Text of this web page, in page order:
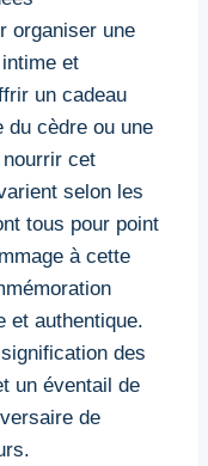
organiser une
et
un cadeau
du cèdre ou une
cet
selon les
tous pour point
à cette
et authentique.
des
un éventail de
de